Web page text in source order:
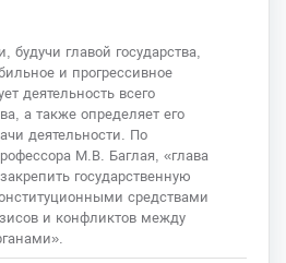
будучи главой государства,
и прогрессивное
деятельность всего
а также определяет его
деятельности. По
М.В. Баглая, «глава
государственную
средствами
и конфликтов между